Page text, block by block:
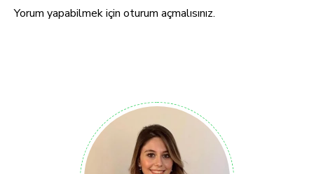
Yorum yapabilmek için oturum açmalısınız.